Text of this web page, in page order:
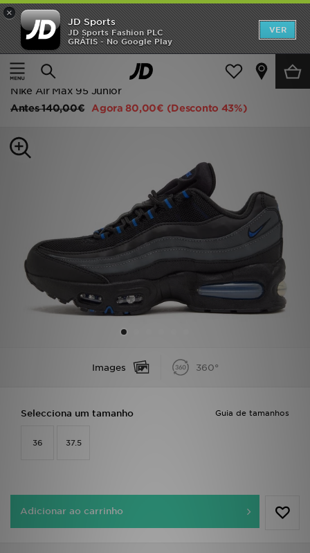
×
JD Sports
JD Sports Fashion PLC
GRÁTIS - No Google Play
VER
Página principal
Criança
Nike Air Max 95 Junior
Antes140,00€ Agora 80,00€ (Desconto 43%)
Images 360°
Guia de tamanhos
Selecciona um tamanho
36 37.5
Adicionar ao carrinho
INÍCIO
Promoções
NOVIDADES
MULHER
DESPORTO
FUTEBOL JD
VER MARCAS